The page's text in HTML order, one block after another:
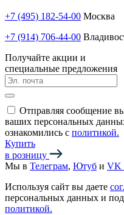
+7 (495) 182-54-00 Москва
+7 (914) 706-44-00
Получайте акции и
специальные предложения
Отправляя сообщение
ваших персональных
ознакомились с политикой.
Купить
в розницу
Мы в Телеграм, Ютуб и VK
Используя сайт вы даете
персональных данных и
политикой.